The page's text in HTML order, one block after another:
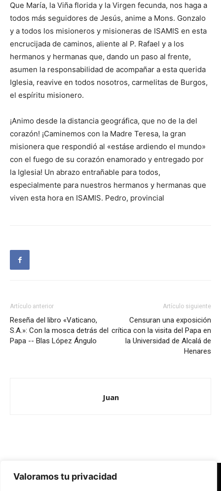
Valoramos tu privacidad
Que María, la Viña florida y la Virgen fecunda, nos haga a
todos más seguidores de Jesús, anime a Mons. Gonzalo
y a todos los misioneros y misioneras de ISAMIS en esta
encrucijada de caminos, aliente al P. Rafael y a los
hermanos y hermanas que, dando un paso al frente,
asumen la responsabilidad de acompañar a esta querida
Iglesia, reavive en todos nosotros, carmelitas de Burgos,
el espíritu misionero.
¡Animo desde la distancia geográfica, que no de la del
corazón! ¡Caminemos con la Madre Teresa, la gran
misionera que respondió al «estáse ardiendo el mundo»
con el fuego de su corazón enamorado y entregado por
la Iglesia! Un abrazo entrañable para todos,
especialmente para nuestros hermanos y hermanas que
viven esta hora en ISAMIS. Pedro, provincial
Artículo anterior
Reseña del libro «Vaticano,
S.A.»: Con la mosca detrás del
Papa -- Blas López Ángulo
Artículo siguiente
Censuran una exposición
crítica con la visita del Papa en
la Universidad de Alcalá de
Henares
Juan
Redes Cristianas